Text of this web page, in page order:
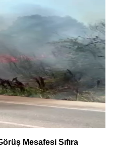
Mesafesi Sıfıra